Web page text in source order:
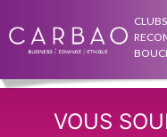
VOUS